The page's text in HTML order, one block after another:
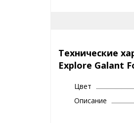
Технические
Explore Galant
Цвет
Описание